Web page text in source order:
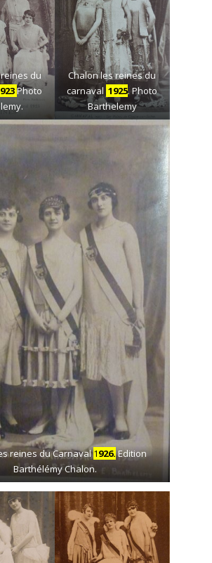
du
Photo
Chalon les reines du
carnaval 1925. Photo
Barthelemy
reines du Carnaval1926.Edition
Barthélémy Chalon.